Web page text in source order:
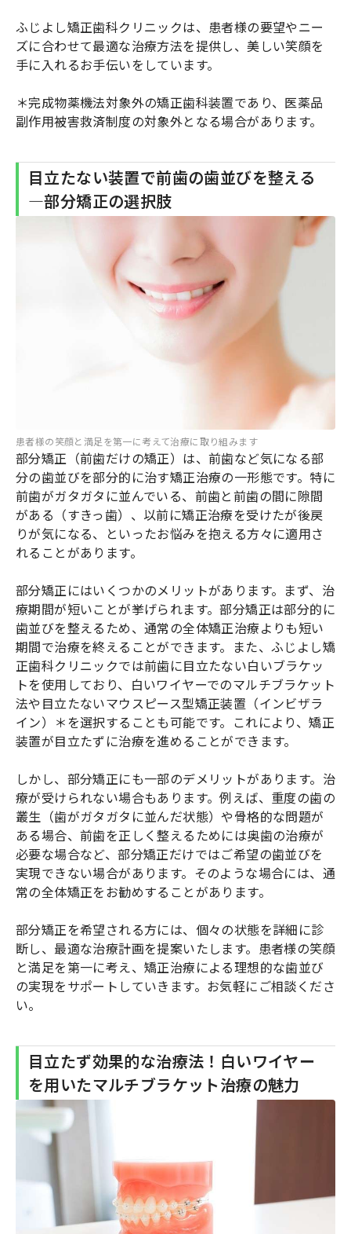
ふじよし矯正歯科クリニックは、患者様の要望やニー
ズに合わせて最適な治療方法を提供し、美しい笑顔を
手に入れるお手伝いをしています。
＊完成物薬機法対象外の矯正歯科装置であり、医薬品
副作用被害救済制度の対象外となる場合があります。
目立たない装置で前歯の歯並びを整える
―部分矯正の選択肢
患者様の笑顔と満足を第一に考えて治療に取り組みます
部分矯正（前歯だけの矯正）は、前歯など気になる部
分の歯並びを部分的に治す矯正治療の一形態です。特に
前歯がガタガタに並んでいる、前歯と前歯の間に隙間
がある（すきっ歯）、以前に矯正治療を受けたが後戻
りが気になる、といったお悩みを抱える方々に適用さ
れることがあります。
部分矯正にはいくつかのメリットがあります。まず、治
療期間が短いことが挙げられます。部分矯正は部分的に
歯並びを整えるため、通常の全体矯正治療よりも短い
期間で治療を終えることができます。また、ふじよし矯
正歯科クリニックでは前歯に目立たない白いブラケッ
トを使用しており、白いワイヤーでのマルチブラケット
法や目立たないマウスピース型矯正装置（インビザラ
イン）＊を選択することも可能です。これにより、矯正
装置が目立たずに治療を進めることができます。
しかし、部分矯正にも一部のデメリットがあります。治
療が受けられない場合もあります。例えば、重度の歯の
叢生（歯がガタガタに並んだ状態）や骨格的な問題が
ある場合、前歯を正しく整えるためには奥歯の治療が
必要な場合など、部分矯正だけではご希望の歯並びを
実現できない場合があります。そのような場合には、通
常の全体矯正をお勧めすることがあります。
部分矯正を希望される方には、個々の状態を詳細に診
断し、最適な治療計画を提案いたします。患者様の笑顔
と満足を第一に考え、矯正治療による理想的な歯並び
の実現をサポートしていきます。お気軽にご相談くださ
い。
目立たず効果的な治療法！白いワイヤー
を用いたマルチブラケット治療の魅力